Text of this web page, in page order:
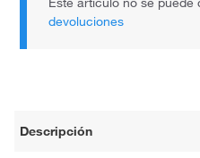
devoluciones
Descripción